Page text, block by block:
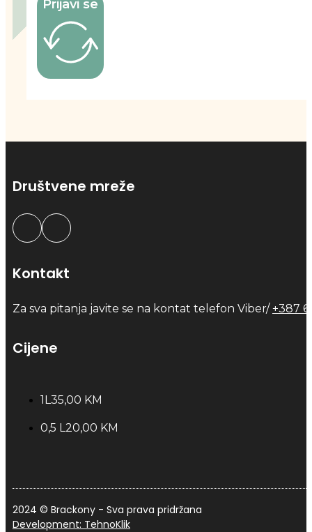
Prijavi se
Društvene mreže
Kontakt
Za sva pitanja javite se na kontat telefon Viber/+387
Cijene
1L35,00 KM
0,5 L20,00 KM
2024 © Brackony - Sva prava pridržana
Development: TehnoKlik